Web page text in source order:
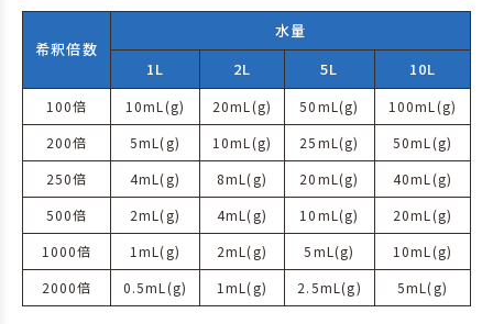
希釈倍数
水量
1L
2L 5L 10L
100倍 10mL(g) 20mL(g) 50mL(g)
100mL(g)
200倍
5mL(g) 10mL(g) 25mL(g)
50mL(g)
250倍
4mL(g) 8mL(g) 20mL(g)
40mL(g)
500倍
2mL(g) 4mL(g) 10mL(g)
20mL(g)
1000倍
1mL(g) 2mL(g) 5mL(g)
10mL(g)
2000倍
0.5mL(g) 1mL(g) 2.5mL(g) 5mL(g)